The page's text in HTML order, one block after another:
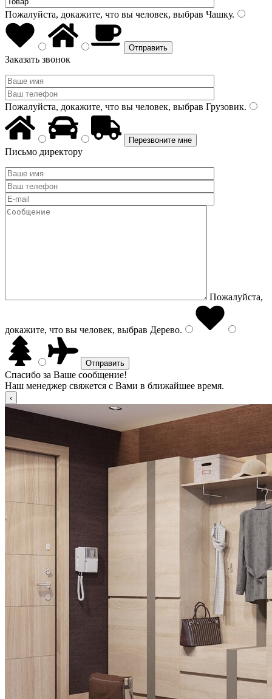
Пожалуйста, докажите, что вы человек, выбрав Чашку.
Заказать звонок
Пожалуйста, докажите, что вы человек, выбрав Грузовик.
Письмо директору
Пожалуйста,
докажите, что вы человек, выбрав Дерево.
Спасибо за Ваше сообщение!
Наш менеджер свяжется с Вами в ближайшее время.